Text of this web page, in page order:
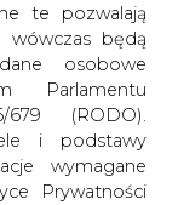
te pozwalają
wówczas będą
osobowe
Parlamentu
(RODO).
i podstawy
wymagane
Prywatności